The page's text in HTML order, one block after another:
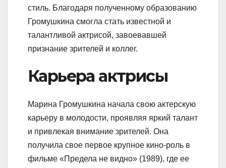
стиль. Благодаря полученному образованию
Громушкина смогла стать известной и
талантливой актрисой, завоевавшей
признание зрителей и коллег.
Карьера актрисы
Марина Громушкина начала свою актерскую
карьеру в молодости, проявляя яркий талант
и привлекая внимание зрителей. Она
получила свое первое крупное кино-роль в
фильме «Предела не видно» (1989), где ее